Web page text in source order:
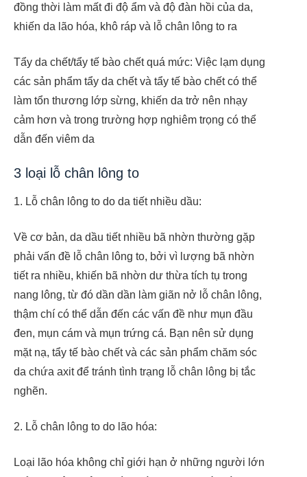
đồng thời làm mất đi độ ẩm và độ đàn hồi của da,
khiến da lão hóa, khô ráp và lỗ chân lông to ra
Tẩy da chết/tẩy tế bào chết quá mức: Việc lạm dụng
các sản phẩm tẩy da chết và tẩy tế bào chết có thể
làm tổn thương lớp sừng, khiến da trở nên nhạy
cảm hơn và trong trường hợp nghiêm trọng có thể
dẫn đến viêm da
3 loại lỗ chân lông to
1. Lỗ chân lông to do da tiết nhiều dầu:
Về cơ bản, da dầu tiết nhiều bã nhờn thường gặp
phải vấn đề lỗ chân lông to, bởi vì lượng bã nhờn
tiết ra nhiều, khiến bã nhờn dư thừa tích tụ trong
nang lông, từ đó dần dần làm giãn nở lỗ chân lông,
thậm chí có thể dẫn đến các vấn đề như mụn đầu
đen, mụn cám và mụn trứng cá. Bạn nên sử dụng
mặt nạ, tẩy tế bào chết và các sản phẩm chăm sóc
da chứa axit để tránh tình trạng lỗ chân lông bị tắc
nghẽn.
2. Lỗ chân lông to do lão hóa:
Loại lão hóa không chỉ giới hạn ở những người lớn